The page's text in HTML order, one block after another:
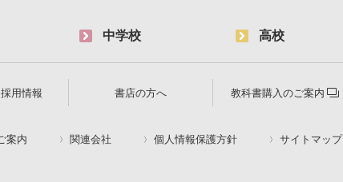
中学校 高校
用情報 書店の方へ 教科書購入のご案内
案内 関連会社 個人情報保護方針 サイトマップ